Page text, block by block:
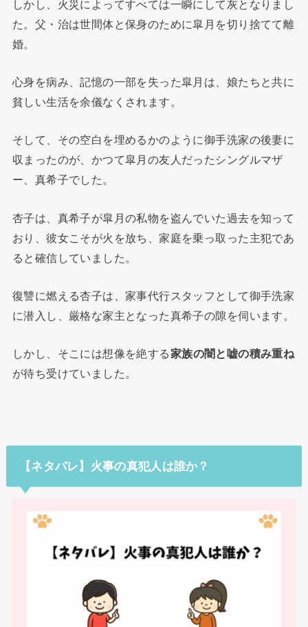
しかし、火災によってすべては一瞬にして灰となりまし
た。父・治は世間体と保身のために皐月を切り捨てて離
婚。
心身を病み、記憶の一部を失った皐月は、娘たちと共に
貧しい生活を余儀なくされます。
そして、その空白を埋めるかのように御手洗家の後妻に
収まったのが、かつて皐月の友人だったシングルマザ
ー、真希子でした。
杏子は、真希子が皐月の私物を盗んでいた過去を知って
おり、彼女こそが火を放ち、家庭を乗っ取った主犯であ
ると確信していました。
復讐に燃える杏子は、家事代行スタッフとして御手洗家
に潜入し、厳格な家主となった真希子の隙を伺います。
しかし、そこには想像を絶する家族の闇と嘘の積み重ね
が待ち受けていました。
【ネタバレ】火事の真犯人は誰か？